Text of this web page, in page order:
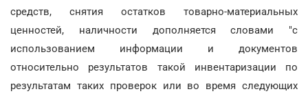
средств, снятия остатков товарно-материальных
ценностей, наличности дополняется словами "с
использованием информации и документов
относительно результатов такой инвентаризации по
результатам таких проверок или во время следующих